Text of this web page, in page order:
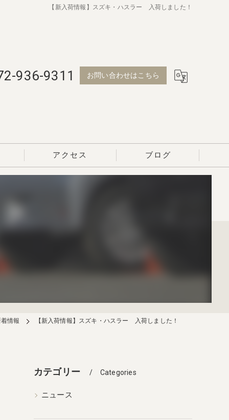
【新入荷情報】スズキ・ハスラー 入荷しました！
936-9311 お問い合わせはこちら
アクセス ブログ
情報 【新入荷情報】スズキ・ハスラー 入荷しました！
カテゴリー Categories
ニュース